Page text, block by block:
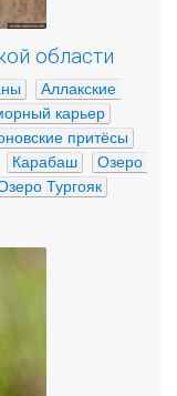
области
Аллакские
карьер
притёсы
Карабаш
Озеро
Тургояк